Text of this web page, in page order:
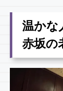
温かな
赤坂の